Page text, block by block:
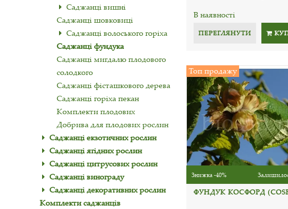
Саджанці вишні
Саджанці шовковиці
Саджанці волоського горіха
Саджанці фундука
Саджанці мигдалю плодового
солодкого
Саджанці фісташкового дерева
Саджанці горіха пекан
Комплекти плодових
Добрива для плодових рослин
Саджанці екзотичних рослин
Саджанці ягідних рослин
Саджанці цитрусових рослин
Саджанці винограду
Саджанці декоративних рослин
Комплекти саджанців
В наявності
ПЕРЕГЛЯНУТИ
Топ продажу
Знижка -40%
ФУНДУК КОСФОРД